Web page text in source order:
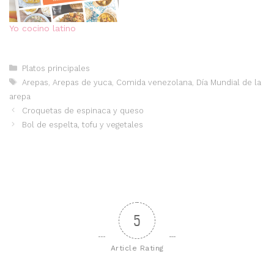
Yo cocino latino
Categorías
Platos principales
Etiquetas
Arepas Arepas de yuca Comida venezolana Día Mundial de la
arepa
Croquetas de espinaca y queso
Bol de espelta, tofu y vegetales
5
Article Rating